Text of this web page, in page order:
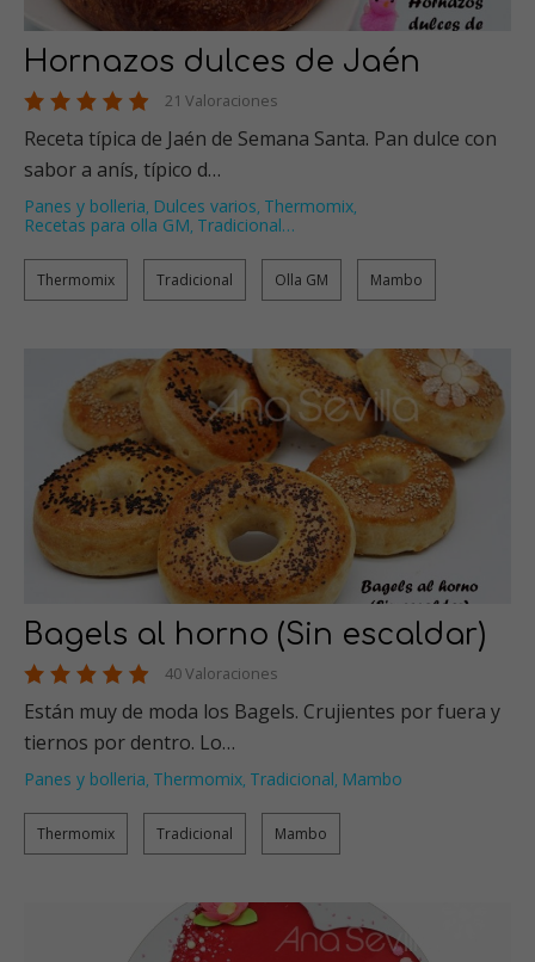
Hornazos dulces de Jaén
21 Valoraciones
Receta típica de Jaén de Semana Santa. Pan dulce con
sabor a anís, típico d…
Panes y bolleria, Dulces varios, Thermomix,
Recetas para olla GM, Tradicional…
Thermomix Tradicional Olla GM Mambo
Bagels al horno (Sin escaldar)
40 Valoraciones
Están muy de moda los Bagels. Crujientes por fuera y
tiernos por dentro. Lo…
Panes y bolleria, Thermomix, Tradicional, Mambo
Thermomix Tradicional Mambo